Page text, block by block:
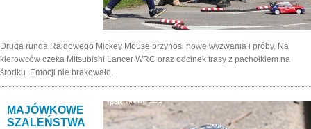
Druga runda Rajdowego Mickey Mouse przynosi nowe wyzwania i próby. Na
kierowców czeka Mitsubishi Lancer WRC oraz odcinek trasy z pachołkiem na
środku. Emocji nie brakowało.
MAJÓWKOWE
SZALEŃSTWA